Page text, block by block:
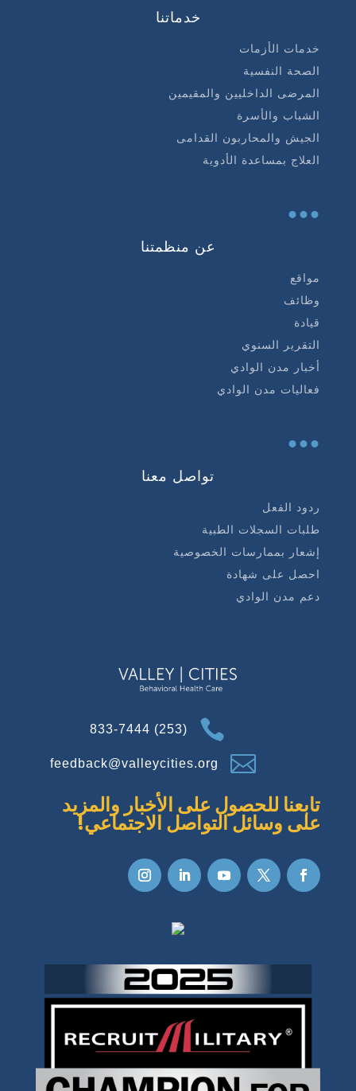
خدماتنا
خدمات الأزمات
الصحة النفسية
المرضى الداخليين والمقيمين
الشباب والأسرة
الجيش والمحاربون القدامى
العلاج بمساعدة الأدوية
...
عن منظمتنا
مواقع
وظائف
قيادة
التقرير السنوي
أخبار مدن الوادي
فعاليات مدن الوادي
...
تواصل معنا
ردود الفعل
طلبات السجلات الطبية
إشعار بممارسات الخصوصية
احصل على شهادة
دعم مدن الوادي

(253) 833-7444

feedback@valleycities.org
تابعنا للحصول على الأخبار والمزيد
على وسائل التواصل الاجتماعي!